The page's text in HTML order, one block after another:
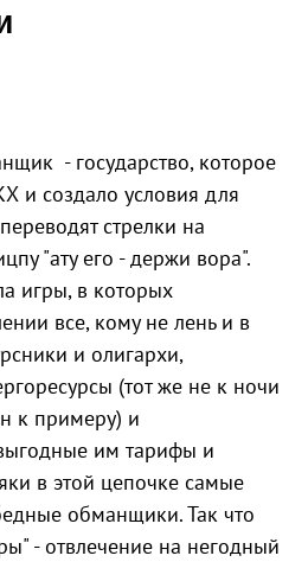
- государство, которое
и создало условия для
стрелки на
"ату его - держи вора".
игры, в которых
все, кому не лень и в
и олигархи,
(тот же не к ночи
к примеру) и
им тарифы и
в этой цепочке самые
обманщики. Так что
- отвлечение на негодный